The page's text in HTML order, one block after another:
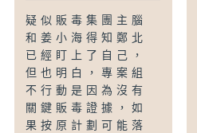
疑似販毒集團主腦
和姜小海得知鄭北
已經盯上了自己，
但也明白，專案組
不行動是因為沒有
關鍵販毒證據，如
果按原計劃可能落